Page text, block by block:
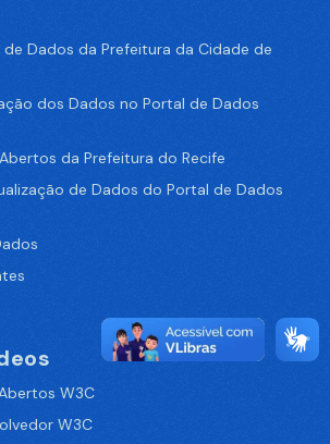
Dados da Prefeitura da Cidade de
dos Dados no Portal de Dados
da Prefeitura do Recife
de Dados do Portal de Dados
W3C
W3C